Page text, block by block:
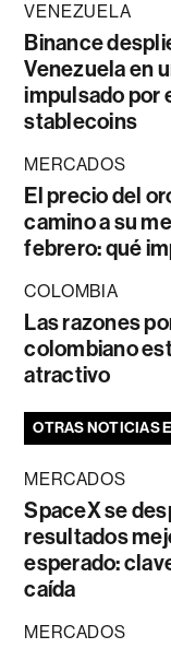
VENEZUELA
Binance
Venezuela en
impulsado por
stablecoins
MERCADOS
El precio del
camino a su
febrero: qué
COLOMBIA
Las razones
colombiano
atractivo
OTRAS NOTICIAS
MERCADOS
SpaceX se
resultados
esperado:
caída
MERCADOS